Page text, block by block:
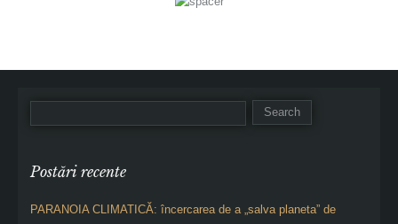
Postări recente
PARANOIA CLIMATICĂ: încercarea de a „salva planeta” de